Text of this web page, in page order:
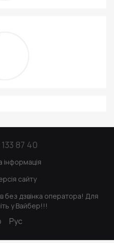
87 40
інформація
сайту
без дзвінка оператора! Для
у Вайбер!!!
Рус